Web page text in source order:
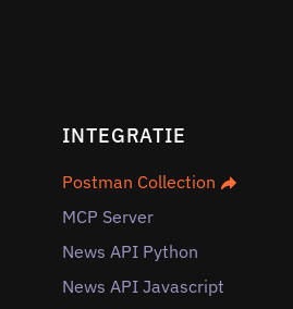
INTEGRATIE
Postman Collection
MCP Server
News API Python
News API Javascript